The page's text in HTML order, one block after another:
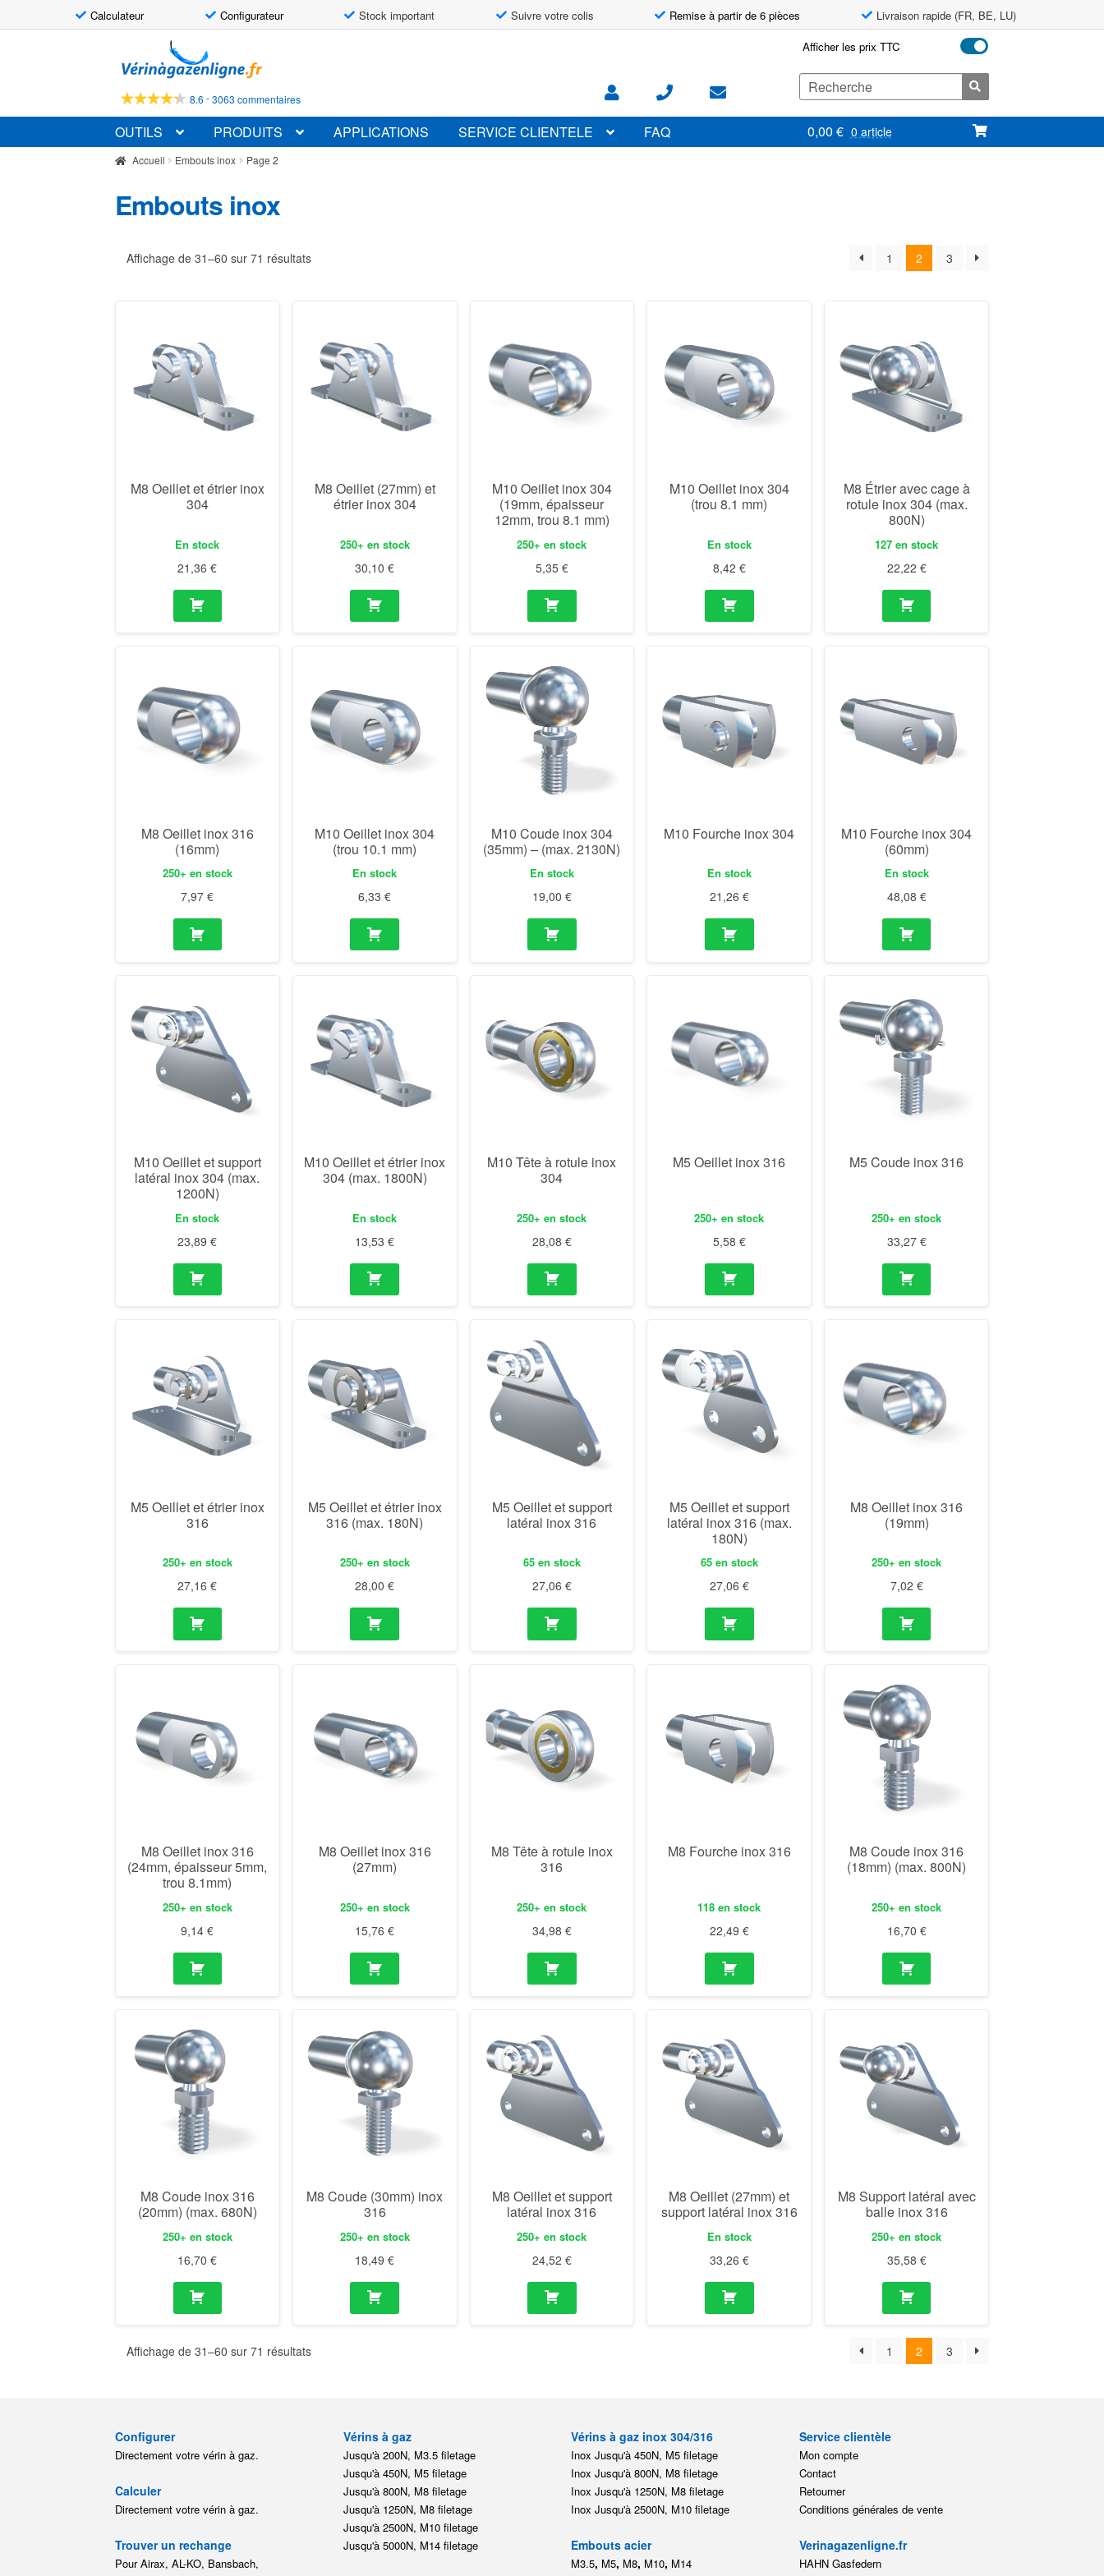
Calculateur Configurateur Stock important Suivre votre colis Remise à partir de 6 pièces Livraison rapide (FR, BE, LU)
à
la
navigation
au
contenu
8.6 -3063 commentaires
Afficher les prix TTC
Search
for:
OUTILS PRODUITS APPLICATIONS SERVICE CLIENTELE FAQ 0,00 € 0 article
Accueil Embouts inox Page 2
Embouts inox
Affichage de 31–60 sur 71 résultats 1 2 3
M8 Oeillet et étrier inox
304
En stock
21,36€
M8 Oeillet (27mm) et
étrier inox 304
250+ en stock
30,10€
M10 Oeillet inox 304
(19mm, épaisseur
12mm, trou 8.1 mm)
250+ en stock
5,35 €
M10 Oeillet inox 304
(trou 8.1 mm)
En stock
8,42 €
M8 Étrier avec cage à
rotule inox 304 (max.
800N)
127 en stock
22,22 €
M8 Oeillet inox 316
(16mm)
250+ en stock
7,97€
M10 Oeillet inox 304
(trou 10.1 mm)
En stock
6,33€
M10 Coude inox 304
(35mm) – (max. 2130N)
En stock
19,00 €
M10 Fourche inox 304
En stock
21,26 €
M10 Fourche inox 304
(60mm)
En stock
48,08 €
M10 Oeillet et support
latéral inox 304 (max.
1200N)
En stock
23,89€
M10 Oeillet et étrier inox
304 (max. 1800N)
En stock
13,53€
M10 Tête à rotule inox
304
250+ en stock
28,08 €
M5 Oeillet inox 316
250+ en stock
5,58 €
M5 Coude inox 316
250+ en stock
33,27 €
M5 Oeillet et étrier inox
316
250+ en stock
27,16€
M5 Oeillet et étrier inox
316 (max. 180N)
250+ en stock
28,00€
M5 Oeillet et support
latéral inox 316
65 en stock
27,06 €
M5 Oeillet et support
latéral inox 316 (max.
180N)
65 en stock
27,06 €
M8 Oeillet inox 316
(19mm)
250+ en stock
7,02 €
M8 Oeillet inox 316
(24mm, épaisseur 5mm,
trou 8.1mm)
250+ en stock
9,14€
M8 Oeillet inox 316
(27mm)
250+ en stock
15,76€
M8 Tête à rotule inox
316
250+ en stock
34,98 €
M8 Fourche inox 316
118 en stock
22,49 €
M8 Coude inox 316
(18mm) (max. 800N)
250+ en stock
16,70 €
M8 Coude inox 316
(20mm) (max. 680N)
250+ en stock
16,70€
M8 Coude (30mm) inox
316
250+ en stock
18,49€
M8 Oeillet et support
latéral inox 316
250+ en stock
24,52 €
M8 Oeillet (27mm) et
support latéral inox 316
En stock
33,26 €
M8 Support latéral avec
balle inox 316
250+ en stock
35,58 €
Affichage de 31–60 sur 71 résultats 1 2 3
Configurer
Directement votre vérin à gaz.
Calculer
Directement votre vérin à gaz.
Trouver un rechange
Pour Airax, AL-KO, Bansbach,
Vérins à gaz
Jusqu'à 200N, M3.5 filetage
Jusqu'à 450N, M5 filetage
Jusqu'à 800N, M8 filetage
Jusqu'à 1250N, M8 filetage
Jusqu'à 2500N, M10 filetage
Jusqu'à 5000N, M14 filetage
Vérins à gaz inox 304/316
Inox Jusqu'à 450N, M5 filetage
Inox Jusqu'à 800N, M8 filetage
Inox Jusqu'à 1250N, M8 filetage
Inox Jusqu'à 2500N, M10 filetage
Embouts acier
M3.5, M5, M8, M10, M14
Service clientèle
Mon compte
Contact
Retourner
Conditions générales de vente
Verinagazenligne.fr
HAHN Gasfedern